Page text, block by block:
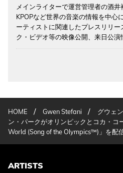
メインライターで運営管理者の酒井
KPOPなど世界の音楽の情報を中心
ーティストに関連したプレスリリ
ク・ビデオ等の映像公開、来日公演
HOME / Gwen Stefani /
グウェ
ン・パークがオリンピックとコカ・コ
World (Song of the Olympics™)」を配
ARTISTS